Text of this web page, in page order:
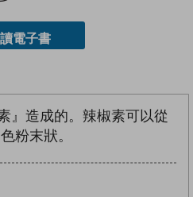
電子書
』造成的。辣椒素可以從
粉末狀。